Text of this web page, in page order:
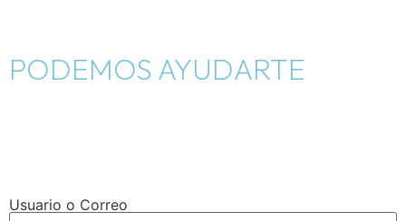
PODEMOS AYUDARTE
Usuario o Correo